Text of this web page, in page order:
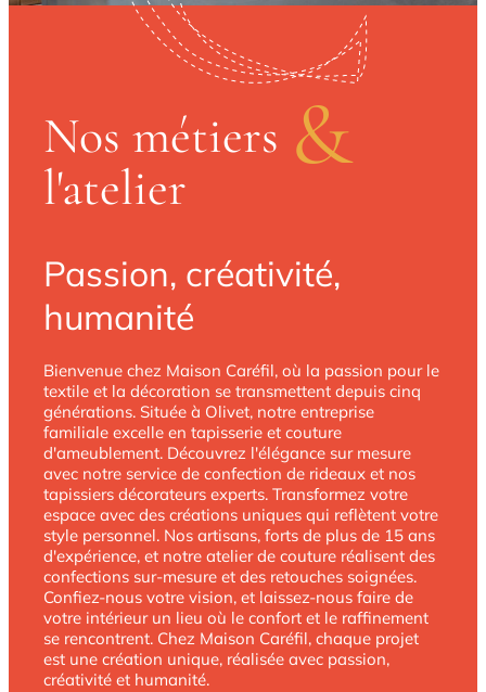
Nos métiers &
l'atelier
Passion, créativité,
humanité
Bienvenue chez Maison Caréfil, où la passion pour le
textile et la décoration se transmettent depuis cinq
générations. Située à Olivet, notre entreprise
familiale excelle en tapisserie et couture
d'ameublement. Découvrez l'élégance sur mesure
avec notre service de confection de rideaux et nos
tapissiers décorateurs experts. Transformez votre
espace avec des créations uniques qui reflètent votre
style personnel. Nos artisans, forts de plus de 15 ans
d'expérience, et notre atelier de couture réalisent des
confections sur-mesure et des retouches soignées.
Confiez-nous votre vision, et laissez-nous faire de
votre intérieur un lieu où le confort et le raffinement
se rencontrent. Chez Maison Caréfil, chaque projet
est une création unique, réalisée avec passion,
créativité et humanité.